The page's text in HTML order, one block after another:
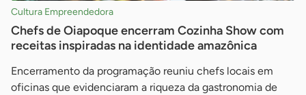
Cultura Empreendedora
Chefs de Oiapoque encerram Cozinha Show com
receitas inspiradas na identidade amazônica
Encerramento da programação reuniu chefs locais em
oficinas que evidenciaram a riqueza da gastronomia de